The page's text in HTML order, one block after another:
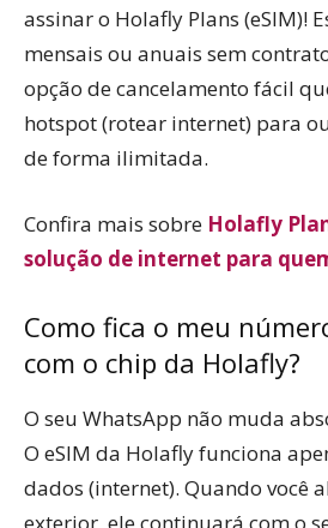
assinar o Holafly Plans (eSIM)!
mensais ou anuais sem
opção de cancelamento fácil
hotspot (rotear internet) para
de forma ilimitada.
Confira mais sobre Holafly
solução de internet para
Como fica o meu
com o chip da Holafly?
O seu WhatsApp não muda
O eSIM da Holafly funciona
dados (internet). Quando você